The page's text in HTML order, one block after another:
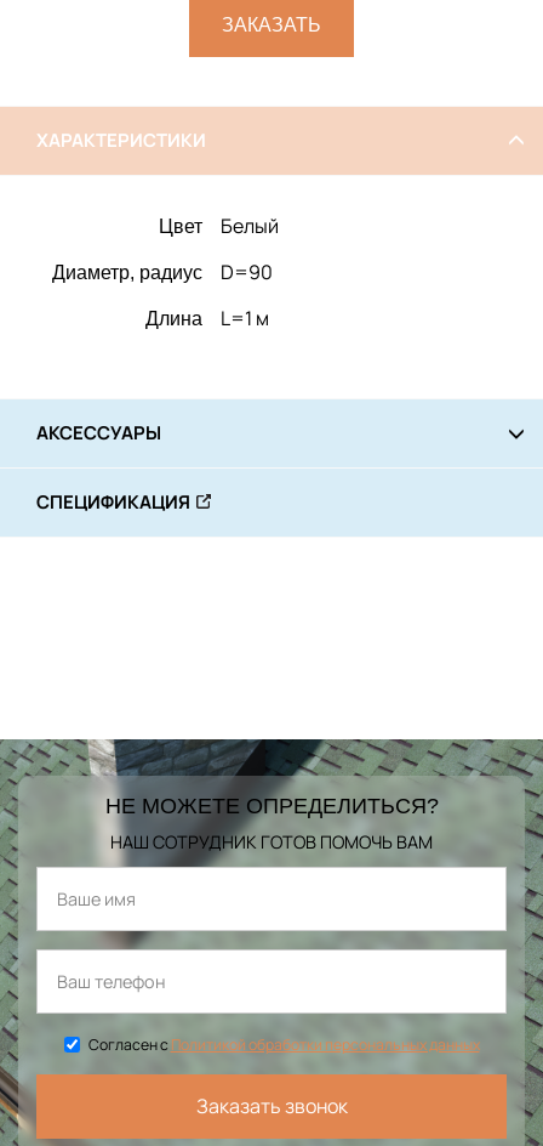
ЗАКАЗАТЬ
ХАРАКТЕРИСТИКИ
Цвет Белый
Диаметр, радиус D=90
Длина L=1 м
АКСЕССУАРЫ
СПЕЦИФИКАЦИЯ
НЕ МОЖЕТЕ ОПРЕДЕЛИТЬСЯ?
НАШ СОТРУДНИК ГОТОВ ПОМОЧЬ ВАМ
Согласен сПолитикой обработки персональных данных
Заказать звонок